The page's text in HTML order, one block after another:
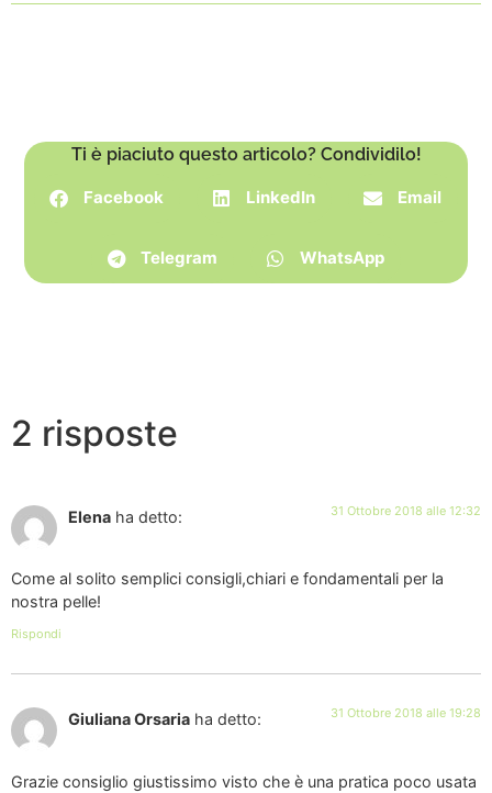
Ti è piaciuto questo articolo? Condividilo!
Facebook LinkedIn Email
Telegram WhatsApp
2 risposte
Elena ha detto: 31 Ottobre 2018 alle 12:32
Come al solito semplici consigli,chiari e fondamentali per la
nostra pelle!
Rispondi
Giuliana Orsaria ha detto: 31 Ottobre 2018 alle 19:28
Grazie consiglio giustissimo visto che è una pratica poco usata